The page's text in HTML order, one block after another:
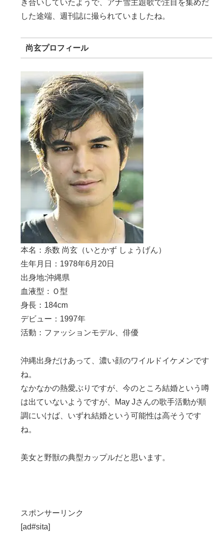
き合いしていたようで、アナ雪主題歌で注目を集めだ
した途端、週刊誌に撮られていましたね。
尚玄プロフィール
本名：糸数 尚玄（いとかず しょうげん）
生年月日：1978年6月20日
出身地:沖縄県
血液型：Ｏ型
身長：184cm
デビュー：1997年
活動：ファッションモデル、俳優
沖縄出身だけあって、濃い顔のワイルドイケメンです
ね。
なかなかの熱愛ぶりですが、今のところ結婚という噂
は出ていないようですが、May Jさんの歌手活動が順
調にいけば、いずれ結婚という可能性は高そうです
ね。
美女と野獣の典型カップルだと思います。
スポンサーリンク
[ad#sita]